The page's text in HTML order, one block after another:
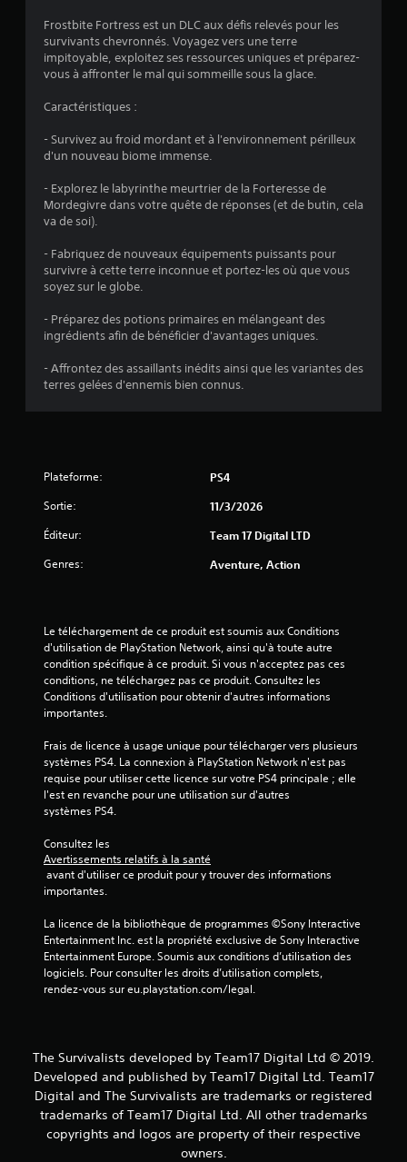
:
é
i
(
7
v
Frostbite Fortress est un DLC aux défis relevés pour les
survivants chevronnés. Voyagez vers une terre
impitoyable, exploitez ses ressources uniques et préparez-
vous à affronter le mal qui sommeille sous la glace.
Caractéristiques :
- Survivez au froid mordant et à l'environnement périlleux
d'un nouveau biome immense.
- Explorez le labyrinthe meurtrier de la Forteresse de
Mordegivre dans votre quête de réponses (et de butin, cela
va de soi).
- Fabriquez de nouveaux équipements puissants pour
survivre à cette terre inconnue et portez-les où que vous
soyez sur le globe.
- Préparez des potions primaires en mélangeant des
ingrédients afin de bénéficier d'avantages uniques.
- Affrontez des assaillants inédits ainsi que les variantes des
terres gelées d'ennemis bien connus.
Plateforme: PS4
Sortie: 11/3/2026
Éditeur: Team 17 Digital LTD
Genres: Aventure, Action
Le téléchargement de ce produit est soumis aux Conditions
d'utilisation de PlayStation Network, ainsi qu'à toute autre
condition spécifique à ce produit. Si vous n'acceptez pas ces
conditions, ne téléchargez pas ce produit. Consultez les
Conditions d'utilisation pour obtenir d'autres informations
importantes.
Frais de licence à usage unique pour télécharger vers plusieurs
systèmes PS4. La connexion à PlayStation Network n'est pas
requise pour utiliser cette licence sur votre PS4 principale ; elle
l'est en revanche pour une utilisation sur d'autres
systèmes PS4.
Consultez les
Avertissements relatifs à la santé
importantes.
La licence de la bibliothèque de programmes ©Sony Interactive
Entertainment Inc. est la propriété exclusive de Sony Interactive
Entertainment Europe. Soumis aux conditions d’utilisation des
logiciels. Pour consulter les droits d’utilisation complets,
rendez-vous sur eu.playstation.com/legal.
The Survivalists developed by Team17 Digital Ltd © 2019.
Developed and published by Team17 Digital Ltd. Team17
Digital and The Survivalists are trademarks or registered
trademarks of Team17 Digital Ltd. All other trademarks
copyrights and logos are property of their respective
owners.